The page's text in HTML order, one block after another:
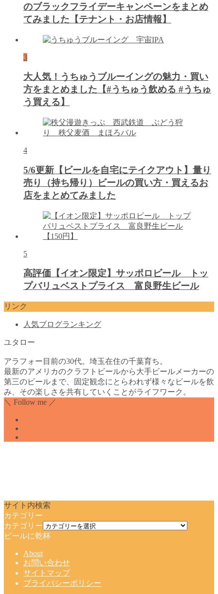
のブラックフライデーキャンペーンをまとめ
てみました【テナント・お店情報】
3
大人気！うちゅうブルーイングの魅力・買い
方をまとめました【#うちゅう飲める #うちゅ
う買える】
4
5/6更新【ビールを自宅にテイクアウト】量り
売り（持ち帰り）ビールの買い方・買えるお
店をまとめてみました
5
高評価【イオン限定】サッポロビール トッ
プバリュベストプライス 富良野生ビール
リンク
人気ブログランキング
ユタロー
アラフォー目前の30代。埼玉在住の千葉育ち。
最新のアメリカのクラフトビールから大手ビールメーカーの
第三のビールまで、固定観念にとらわれず様々なビールを飲
み、その楽しさを共有していくことがライフワーク。
＼ Follow me ／
サイト内検索
カテゴリー
カテゴリー
ビールに乾杯
About
お問い合わせ
サイトマップ
プライバシーポリシー